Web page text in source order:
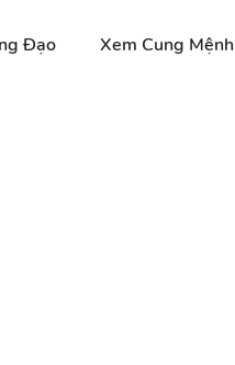
Đạo Xem Cung Mệnh